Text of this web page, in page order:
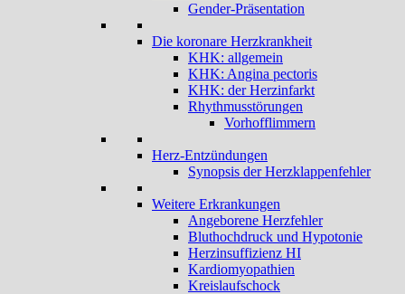
Gender-Präsentation
Die koronare Herzkrankheit
KHK: allgemein
KHK: Angina pectoris
KHK: der Herzinfarkt
Rhythmusstörungen
Vorhofflimmern
Herz-Entzündungen
Synopsis der Herzklappenfehler
Weitere Erkrankungen
Angeborene Herzfehler
Bluthochdruck und Hypotonie
Herzinsuffizienz HI
Kardiomyopathien
Kreislaufschock